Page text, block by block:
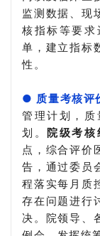
监测数据、现
核指标等要
单，建立指标
性。
● 质量考核评
管理计划，
划。院级考核
点，综合评价
告，通过委员
程落实每月质
存在问题进行
决。院领导、